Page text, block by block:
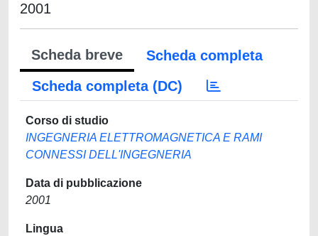
2001
Scheda breve
Scheda completa
Scheda completa (DC)
Corso di studio
INGEGNERIA ELETTROMAGNETICA E RAMI
CONNESSI DELL'INGEGNERIA
Data di pubblicazione
2001
Lingua